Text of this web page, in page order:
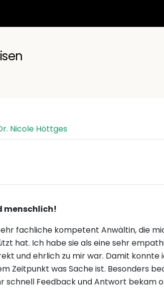
Nicole Höttges
menschlich!
fachliche kompetent Anwältin, die
hat. Ich habe sie als eine sehr
und ehrlich zu mir war. Damit konnte
Zeitpunkt was Sache ist. Besonders
schnell Feedback und Antwort bekam